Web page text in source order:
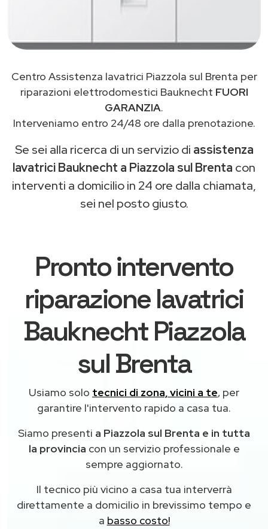
Centro Assistenza lavatrici Piazzola sul Brenta per
riparazioni elettrodomestici Bauknecht FUORI
GARANZIA.
Interveniamo entro 24/48 ore dalla prenotazione.
Se sei alla ricerca di un servizio di assistenza
lavatrici Bauknecht a Piazzola sul Brenta con
interventi a domicilio in 24 ore dalla chiamata,
sei nel posto giusto.
Pronto intervento
riparazione lavatrici
Bauknecht Piazzola
sul Brenta
Usiamo solo tecnici di zona, vicini a te, per
garantire l'intervento rapido a casa tua.
Siamo presenti a Piazzola sul Brenta e in tutta
la provincia con un servizio professionale e
sempre aggiornato.
Il tecnico più vicino a casa tua interverrà
direttamente a domicilio in brevissimo tempo e
a basso costo!